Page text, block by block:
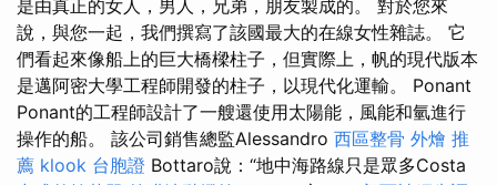
是由真正的女人，男人，兄弟，朋友製成的。 對於您來
說，與您一起，我們撰寫了該國最大的在線女性雜誌。 它
們看起來像船上的巨大橋樑柱子，但實際上，帆的現代版本
是邁阿密大學工程師開發的柱子，以現代化運輸。 Ponant
Ponant的工程師設計了一艘還使用太陽能，風能和氫進行
操作的船。 該公司銷售總監Alessandro 西區整骨 外燴 推
薦 klook 台胞證 Bottaro說：“地中海路線只是眾多Costa